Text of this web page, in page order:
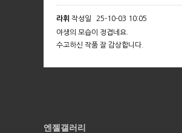
라휘 작성일
25-10-03 10:05
야생의 모습이 정겹네요.
수고하신 작품 잘 감상합니다.
엔젤갤러리